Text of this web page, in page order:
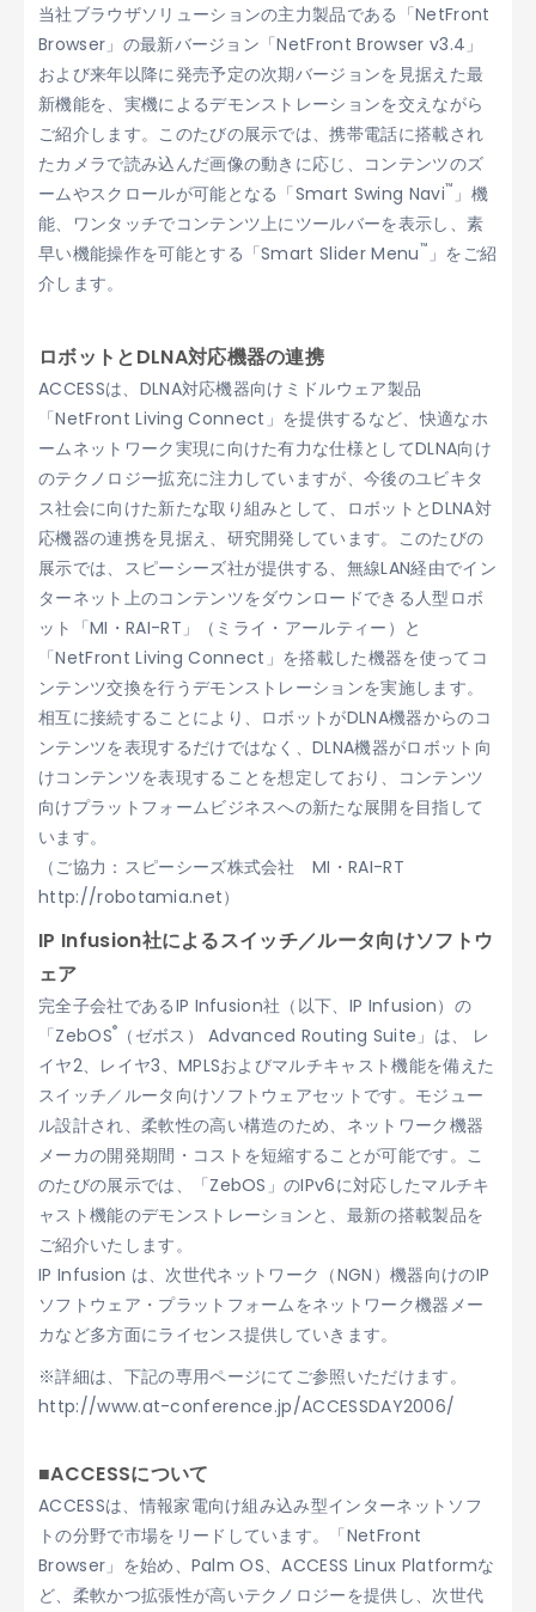
当社ブラウザソリューションの主力製品である「NetFront
Browser」の最新バージョン「NetFront Browser v3.4」
および来年以降に発売予定の次期バージョンを見据えた最
新機能を、実機によるデモンストレーションを交えながら
ご紹介します。このたびの展示では、携帯電話に搭載され
たカメラで読み込んだ画像の動きに応じ、コンテンツのズ
ームやスクロールが可能となる「Smart Swing Navi™ 」機
能、ワンタッチでコンテンツ上にツールバーを表示し、素
早い機能操作を可能とする「Smart Slider Menu™ 」をご紹
介します。
ロボットとDLNA対応機器の連携
ACCESSは、DLNA対応機器向けミドルウェア製品
「NetFront Living Connect」を提供するなど、快適なホ
ームネットワーク実現に向けた有力な仕様としてDLNA向け
のテクノロジー拡充に注力していますが、今後のユビキタ
ス社会に向けた新たな取り組みとして、ロボットとDLNA対
応機器の連携を見据え、研究開発しています。このたびの
展示では、スピーシーズ社が提供する、無線LAN経由でイン
ターネット上のコンテンツをダウンロードできる人型ロボ
ット「MI・RAI-RT」（ミライ・アールティー）と
「NetFront Living Connect」を搭載した機器を使ってコ
ンテンツ交換を行うデモンストレーションを実施します。
相互に接続することにより、ロボットがDLNA機器からのコ
ンテンツを表現するだけではなく、DLNA機器がロボット向
けコンテンツを表現することを想定しており、コンテンツ
向けプラットフォームビジネスへの新たな展開を目指して
います。
（ご協力：スピーシーズ株式会社 MI・RAI-RT
http://robotamia.net）
IP Infusion社によるスイッチ／ルータ向けソフトウ
ェア
完全子会社であるIP Infusion社（以下、IP Infusion）の
「ZebOS®
（ゼボス） Advanced Routing Suite」は、 レ
イヤ2、レイヤ3、MPLSおよびマルチキャスト機能を備えた
スイッチ／ルータ向けソフトウェアセットです。モジュー
ル設計され、柔軟性の高い構造のため、ネットワーク機器
メーカの開発期間・コストを短縮することが可能です。こ
のたびの展示では、「ZebOS」のIPv6に対応したマルチキ
ャスト機能のデモンストレーションと、最新の搭載製品を
ご紹介いたします。
IP Infusion は、次世代ネットワーク（NGN）機器向けのIP
ソフトウェア・プラットフォームをネットワーク機器メー
カなど多方面にライセンス提供していきます。
※詳細は、下記の専用ページにてご参照いただけます。
http://www.at-conference.jp/ACCESSDAY2006/
■ACCESSについて
ACCESSは、情報家電向け組み込み型インターネットソフ
トの分野で市場をリードしています。「NetFront
Browser」を始め、Palm OS、ACCESS Linux Platformな
ど、柔軟かつ拡張性が高いテクノロジーを提供し、次世代